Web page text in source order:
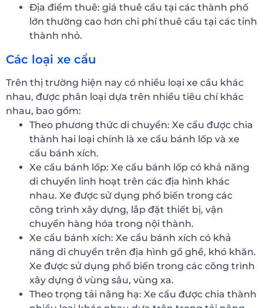
Địa điểm thuê: giá thuê cẩu tại các thành phố
lớn thường cao hơn chi phí thuê cẩu tại các tỉnh
thành nhỏ.
Các loại xe cẩu
Trên thị trường hiện nay có nhiều loại xe cẩu khác
nhau, được phân loại dựa trên nhiều tiêu chí khác
nhau, bao gồm:
Theo phương thức di chuyển: Xe cẩu được chia
thành hai loại chính là xe cẩu bánh lốp và xe
cẩu bánh xích.
Xe cẩu bánh lốp: Xe cẩu bánh lốp có khả năng
di chuyển linh hoạt trên các địa hình khác
nhau. Xe được sử dụng phổ biến trong các
công trình xây dựng, lắp đặt thiết bị, vận
chuyển hàng hóa trong nội thành.
Xe cẩu bánh xích: Xe cẩu bánh xích có khả
năng di chuyển trên địa hình gồ ghề, khó khăn.
Xe được sử dụng phổ biến trong các công trình
xây dựng ở vùng sâu, vùng xa.
Theo trọng tải nâng hạ: Xe cẩu được chia thành